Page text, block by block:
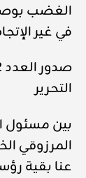
الغضب
في غير
التحرير
بين مسئول
المرزوقي
عنا بقية